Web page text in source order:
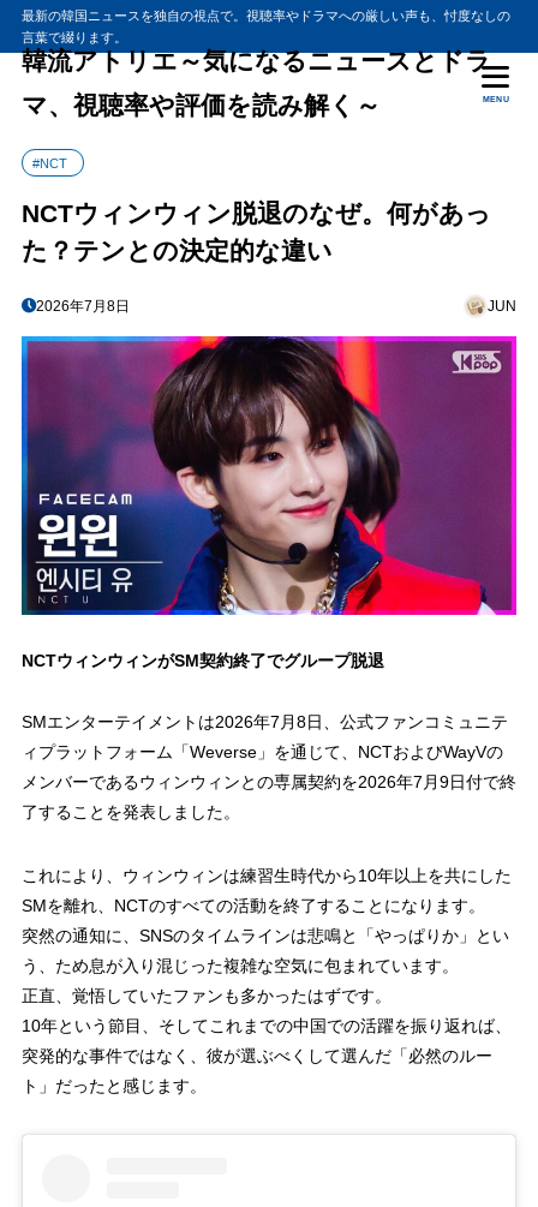
最新の韓国ニュースを独自の視点で。視聴率やドラマへの厳しい声も、忖度なしの
言葉で綴ります。
韓流アトリエ～気になるニュースとドラ
マ、視聴率や評価を読み解く～
MENU
#NCT
NCTウィンウィン脱退のなぜ。何があっ
た？テンとの決定的な違い
2026年7月8日 JUN
NCTウィンウィンがSM契約終了でグループ脱退
SMエンターテイメントは2026年7月8日、公式ファンコミュニテ
ィプラットフォーム「Weverse」を通じて、NCTおよびWayVの
メンバーであるウィンウィンとの専属契約を2026年7月9日付で終
了することを発表しました。
これにより、ウィンウィンは練習生時代から10年以上を共にした
SMを離れ、NCTのすべての活動を終了することになります。
突然の通知に、SNSのタイムラインは悲鳴と「やっぱりか」とい
う、ため息が入り混じった複雑な空気に包まれています。
正直、覚悟していたファンも多かったはずです。
10年という節目、そしてこれまでの中国での活躍を振り返れば、
突発的な事件ではなく、彼が選ぶべくして選んだ「必然のルー
ト」だったと感じます。